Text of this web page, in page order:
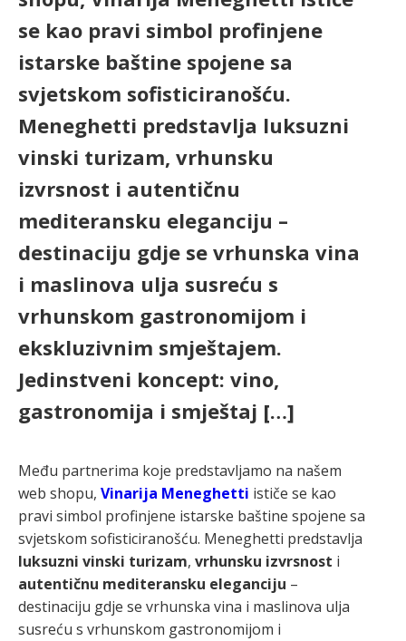
se kao pravi simbol profinjene
istarske baštine spojene sa
svjetskom sofisticiranošću.
Meneghetti predstavlja luksuzni
vinski turizam, vrhunsku
izvrsnost i autentičnu
mediteransku eleganciju –
destinaciju gdje se vrhunska vina
i maslinova ulja susreću s
vrhunskom gastronomijom i
ekskluzivnim smještajem.
Jedinstveni koncept: vino,
gastronomija i smještaj […]
Među partnerima koje predstavljamo na našem
web shopu, Vinarija Meneghetti ističe se kao
pravi simbol profinjene istarske baštine spojene sa
svjetskom sofisticiranošću. Meneghetti predstavlja
luksuzni vinski turizam, vrhunsku izvrsnost i
autentičnu mediteransku eleganciju –
destinaciju gdje se vrhunska vina i maslinova ulja
susreću s vrhunskom gastronomijom i